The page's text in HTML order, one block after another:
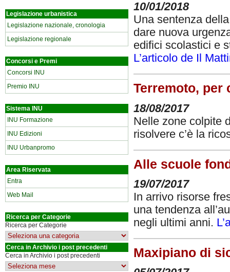
Legislazione urbanistica
Legislazione nazionale, cronologia
Legislazione regionale
Concorsi e Premi
Concorsi INU
Premio INU
Sistema INU
INU Formazione
INU Edizioni
INU Urbanpromo
Area Riservata
Entra
Web Mail
Ricerca per Categorie
Ricerca per Categorie
Cerca in Archivio i post precedenti
Cerca in Archivio i post precedenti
10/01/2018
Una sentenza
dare nuova
edifici scolastici e
L’articolo de Il
Terremoto, per
18/08/2017
Nelle zone colpite
risolvere c’è la
Alle scuole
19/07/2017
In arrivo risorse
una tendenza
negli ultimi anni.
Maxipiano di